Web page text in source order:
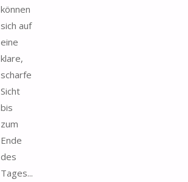
können
sich auf
eine
klare,
scharfe
Sicht
bis
zum
Ende
des
Tages...